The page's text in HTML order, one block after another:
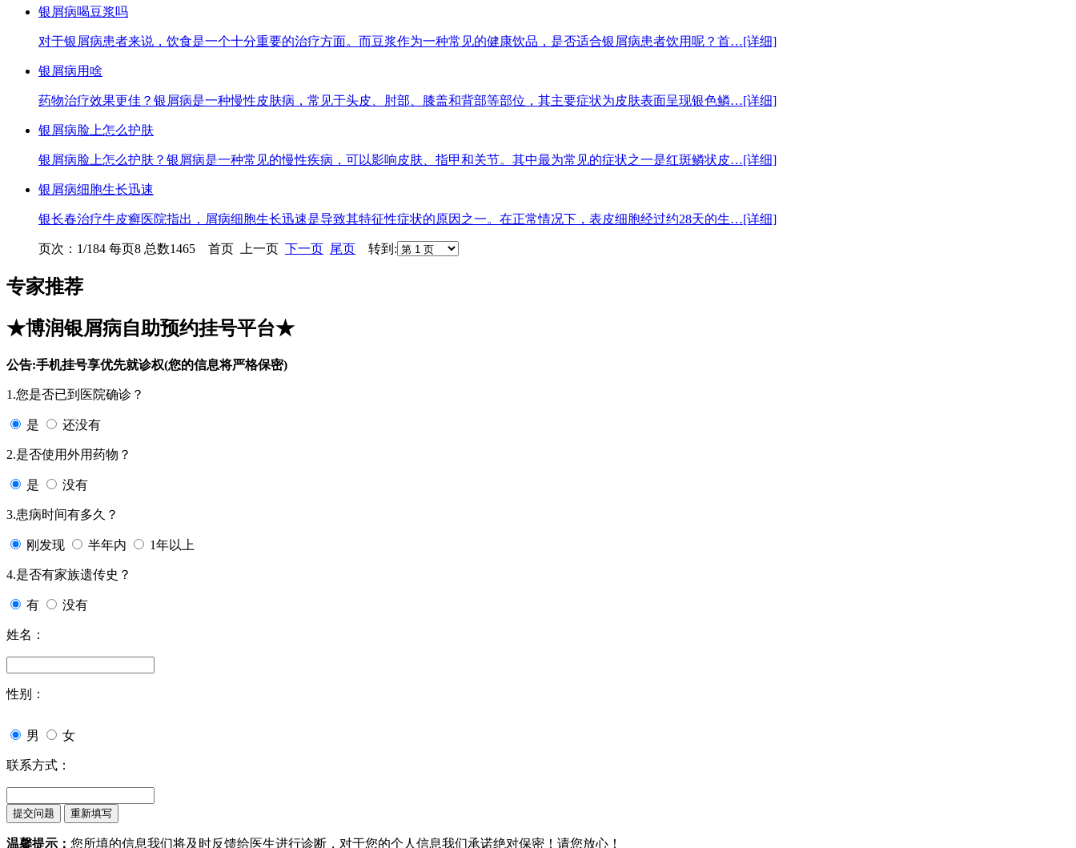
银屑病喝豆浆吗
对于银屑病患者来说，饮食是一个十分重要的治疗方面。而豆浆作为一种常见的健康饮品，是否适合银屑病患者饮用呢？首…[详细]
银屑病用啥
药物治疗效果更佳？银屑病是一种慢性皮肤病，常见于头皮、肘部、膝盖和背部等部位，其主要症状为皮肤表面呈现银色鳞…[详细]
银屑病脸上怎么护肤
银屑病脸上怎么护肤？银屑病是一种常见的慢性疾病，可以影响皮肤、指甲和关节。其中最为常见的症状之一是红斑鳞状皮…[详细]
银屑病细胞生长迅速
银长春治疗牛皮癣医院指出，屑病细胞生长迅速是导致其特征性症状的原因之一。在正常情况下，表皮细胞经过约28天的生…[详细]
页次：1/184 每页8 总数1465 首页 上一页 下一页 尾页 转到:
专家推荐
★博润银屑病自助预约挂号平台★
公告:手机挂号享优先就诊权(您的信息将严格保密)
1.您是否已到医院确诊？
是 还没有
2.是否使用外用药物？
是 没有
3.患病时间有多久？
刚发现 半年内 1年以上
4.是否有家族遗传史？
有 没有
姓名：
性别：
男 女
联系方式：
温馨提示： 您所填的信息我们将及时反馈给医生进行诊断，对于您的个人信息我们承诺绝对保密！请您放心！